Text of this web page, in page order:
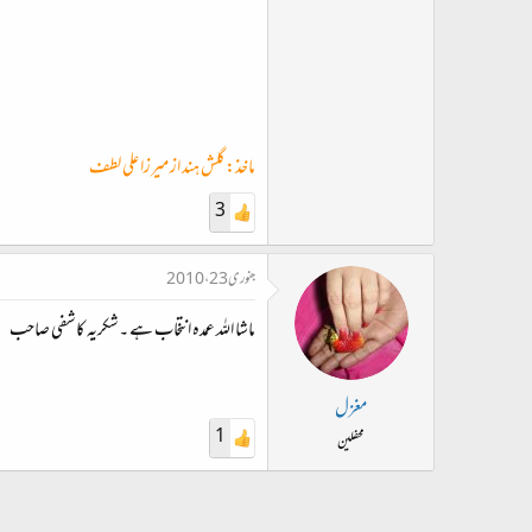
ماخذ: گلش ہند از میرزا علی لطف
3
مغزل
محفلین
جنوری 23، 2010
ماشا اللہ عمدہ انتخاب ہے ۔شکریہ کاشفی صاحب
1